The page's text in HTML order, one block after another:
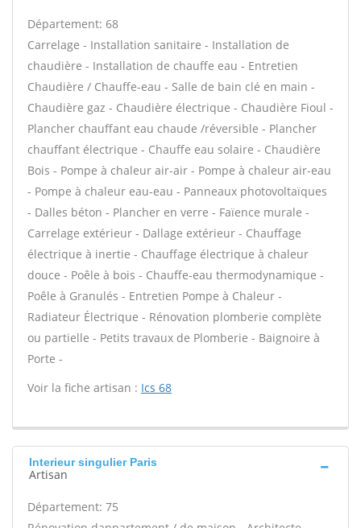
Département: 68
Carrelage - Installation sanitaire - Installation de
chaudière - Installation de chauffe eau - Entretien
Chaudière / Chauffe-eau - Salle de bain clé en main -
Chaudière gaz - Chaudière électrique - Chaudière Fioul -
Plancher chauffant eau chaude /réversible - Plancher
chauffant électrique - Chauffe eau solaire - Chaudière
Bois - Pompe à chaleur air-air - Pompe à chaleur air-eau
- Pompe à chaleur eau-eau - Panneaux photovoltaïques
- Dalles béton - Plancher en verre - Faïence murale -
Carrelage extérieur - Dallage extérieur - Chauffage
électrique à inertie - Chauffage électrique à chaleur
douce - Poêle à bois - Chauffe-eau thermodynamique -
Poêle à Granulés - Entretien Pompe à Chaleur -
Radiateur Électrique - Rénovation plomberie complète
ou partielle - Petits travaux de Plomberie - Baignoire à
Porte -
Voir la fiche artisan : Ics 68
Interieur singulier Paris
Artisan
Département: 75